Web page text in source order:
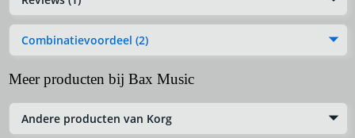
Combinatievoordeel (2)
Meer producten bij Bax Music
Andere producten van Korg